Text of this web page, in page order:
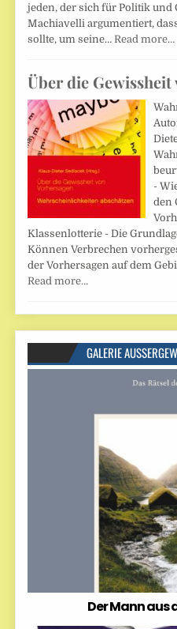
jeden, der sich für Politik und
Machiavelli argumentiert,
sollte, um seine… Read more…
Über die Gewissheit
-
den
Klassenlotterie - Die
Können Verbrechen
der Vorhersagen auf dem
Read more…
GALERIE
Der Mann aus